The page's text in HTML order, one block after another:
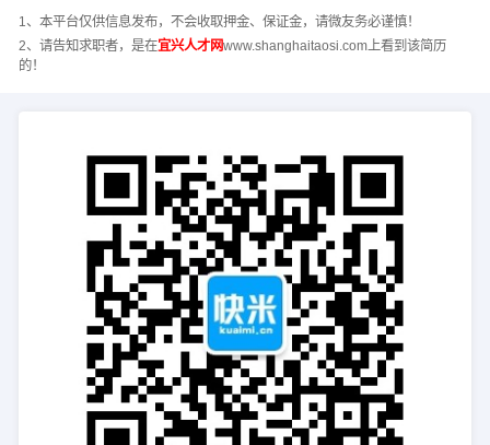
1、本平台仅供信息发布，不会收取押金、保证金，请微友务必谨慎！
2、请告知求职者，是在宜兴人才网www.shanghaitaosi.com上看到该简历
的！